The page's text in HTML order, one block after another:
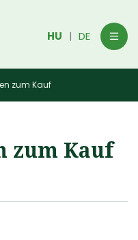
HU | DE
zum Kauf
zum Kauf